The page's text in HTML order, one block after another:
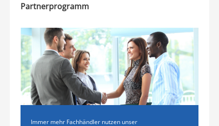
Partnerprogramm
Immer mehr Fachhändler nutzen unser